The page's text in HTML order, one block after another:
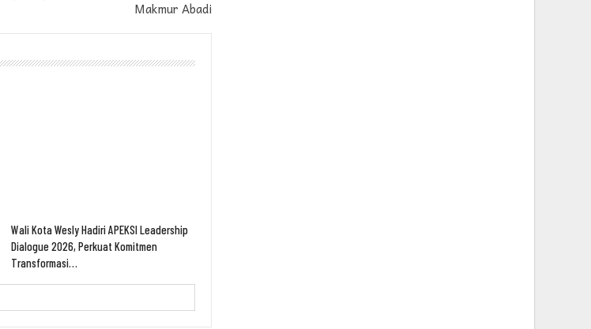
Makmur Abadi
Wali Kota Wesly Hadiri APEKSI Leadership
Dialogue 2026, Perkuat Komitmen
Transformasi…